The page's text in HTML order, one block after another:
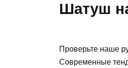
Шатуш
Проверьте наше
Современные